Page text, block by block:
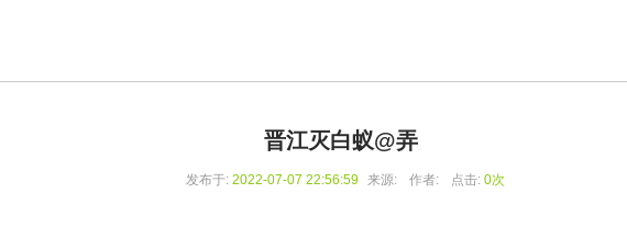
晋江灭白蚁@弄
发布于: 2022-07-07 22:56:59 来源: 作者: 点击: 0次